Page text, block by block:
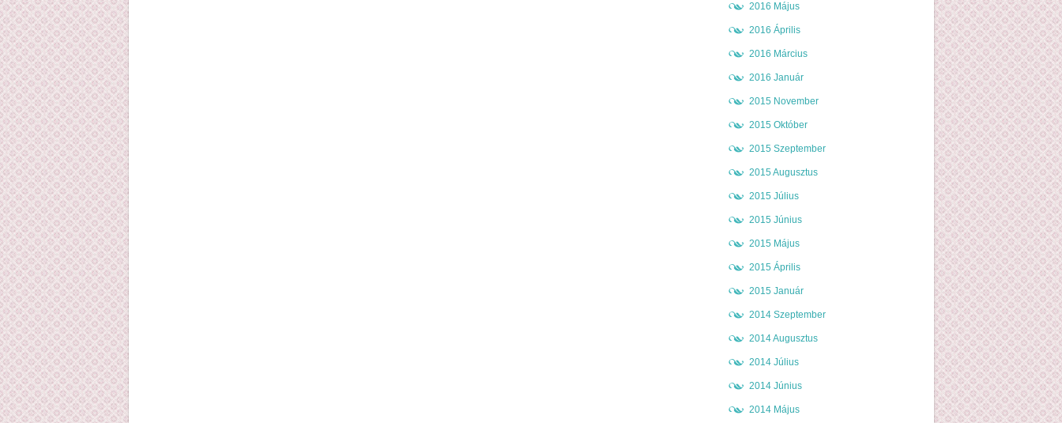
2016 Május
2016 Április
2016 Március
2016 Január
2015 November
2015 Október
2015 Szeptember
2015 Augusztus
2015 Július
2015 Június
2015 Május
2015 Április
2015 Január
2014 Szeptember
2014 Augusztus
2014 Július
2014 Június
2014 Május